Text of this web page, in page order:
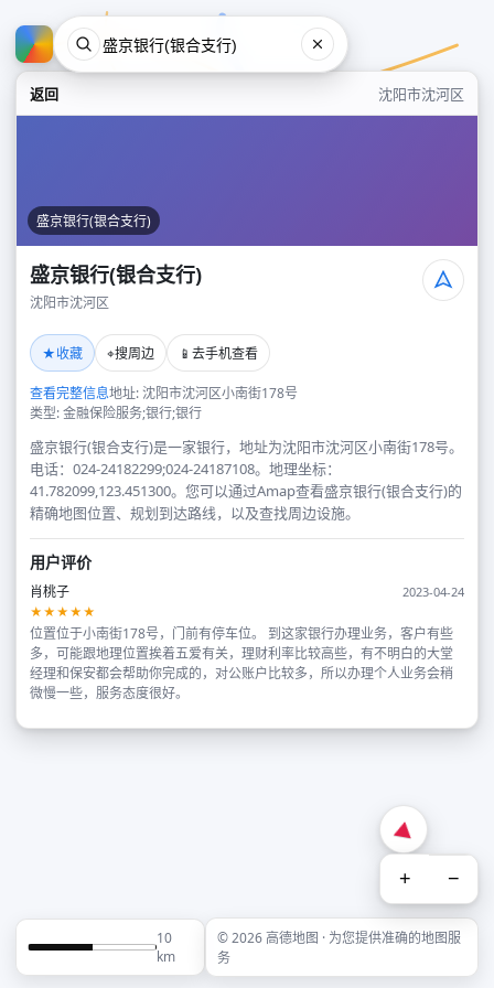
返回 沈阳市沈河区
盛京银行(银合支行)
盛京银行(银合支行)
沈阳市沈河区
★收藏 ⌖搜周边 📱 去手机查看
查看完整信息地址: 沈阳市沈河区小南街178号
类型: 金融保险服务;银行;银行
盛京银行(银合支行)是一家银行，地址为沈阳市沈河区小南街178号。
电话：024-24182299;024-24187108。地理坐标：
41.782099,123.451300。您可以通过Amap查看盛京银行(银合支行)的
精确地图位置、规划到达路线，以及查找周边设施。
用户评价
肖桃子
2023-04-24
★★★★★
位置位于小南街178号，门前有停车位。 到这家银行办理业务，客户有些
多，可能跟地理位置挨着五爱有关，理财利率比较高些，有不明白的大堂
经理和保安都会帮助你完成的，对公账户比较多，所以办理个人业务会稍
微慢一些，服务态度很好。
+ −
10
km
© 2026 高德地图 · 为您提供准确的地图服
务